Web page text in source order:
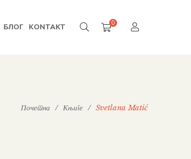
БЛОГ KONTAKT 0
Почетна / Књиге / Svetlana Matić